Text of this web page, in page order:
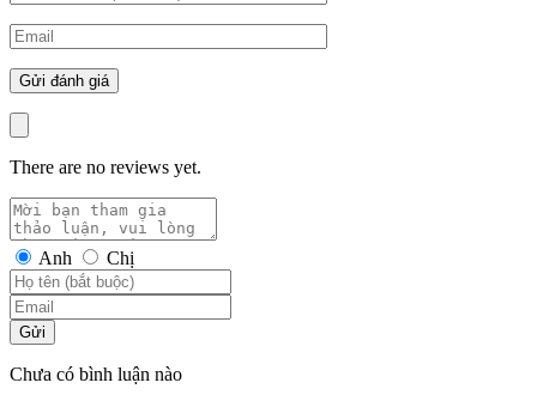
There are no reviews yet.
Anh Chị
Gửi
Chưa có bình luận nào